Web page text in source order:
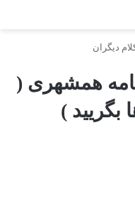
دیگران
همشهری (
)